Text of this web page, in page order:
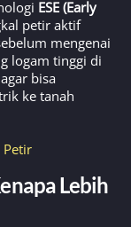
ESE (Early
petir aktif
mengenai
logam tinggi di
bisa
ke tanah
Petir
Lebih